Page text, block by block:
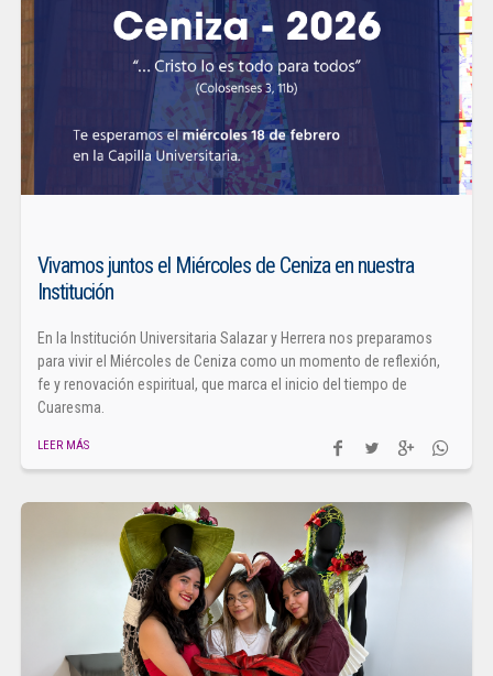
Vivamos juntos el Miércoles de Ceniza en nuestra
Institución
En la Institución Universitaria Salazar y Herrera nos preparamos
para vivir el Miércoles de Ceniza como un momento de reflexión,
fe y renovación espiritual, que marca el inicio del tiempo de
Cuaresma.
LEER MÁS